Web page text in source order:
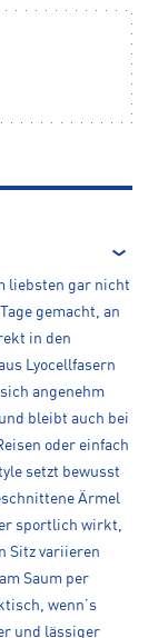
liebsten gar nicht
gemacht, an
in den
Lyocellfasern
angenehm
bleibt auch bei
oder einfach
setzt bewusst
Ärmel
sportlich wirkt,
Sitz variieren
Saum per
wenn’s
und lässiger